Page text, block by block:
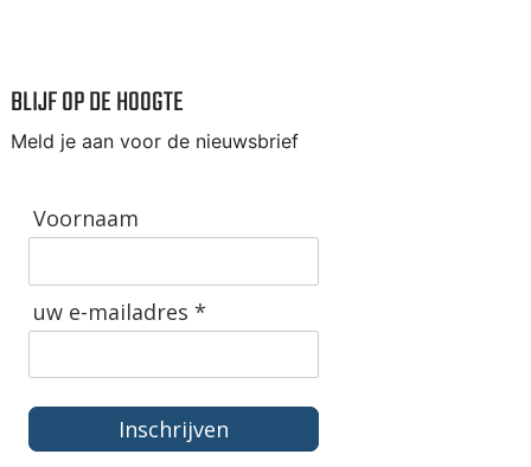
BLIJF OP DE HOOGTE
Meld je aan voor de nieuwsbrief
Voornaam
uw e-mailadres *
Inschrijven